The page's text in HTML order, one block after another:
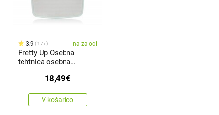
3,9 17x na zalogi
Pretty Up Osebna
tehtnica osebna
18,49€
V košarico